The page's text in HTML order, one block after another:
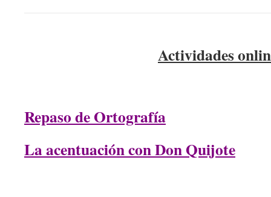
Actividades
Repaso de Ortografía
La acentuación con Don Quijote